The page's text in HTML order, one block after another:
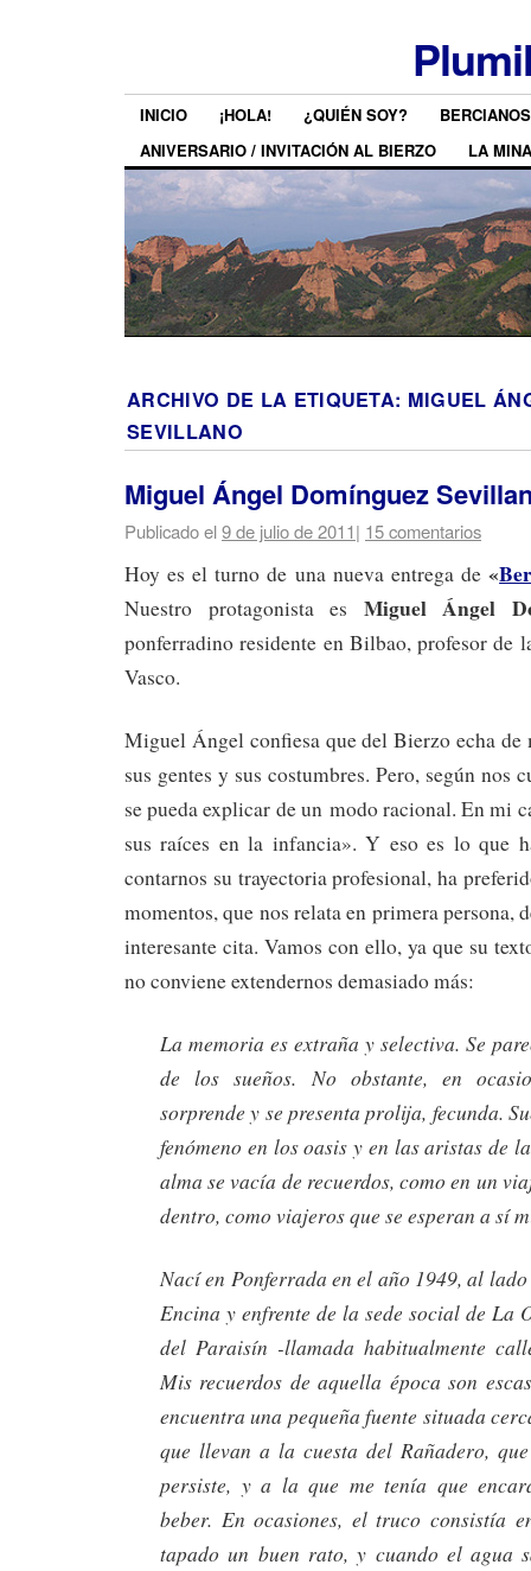
INICIO ¡HOLA! ¿QUIÉN SOY?
ANIVERSARIO / INVITACIÓN AL BIERZO
LA MINA
ARCHIVO DE LA ETIQUETA: MIGUEL
SEVILLANO
Miguel Ángel Domínguez
Publicado el9 de julio de 2011| 15 comentarios
Hoy es el turno de una nueva entrega de«
Nuestro protagonista es Miguel Ángel
ponferradino residente en Bilbao, profesor de
Vasco.
Miguel Ángel confiesa que del Bierzo echa de
sus gentes y sus costumbres. Pero, según nos
se pueda explicar de un modo racional. En mi
sus raíces en la infancia». Y eso es lo que
contarnos su trayectoria profesional, ha
momentos, que nos relata en primera persona,
interesante cita. Vamos con ello, ya que su
no conviene extendernos demasiado más:
La memoria es extraña y selectiva. Se
de los sueños. No obstante, en
sorprende y se presenta prolija, fecunda.
fenómeno en los oasis y en las aristas de
alma se vacía de recuerdos, como en un
dentro, como viajeros que se esperan a sí
Nací en Ponferrada en el año 1949, al
Encina y enfrente de la sede social de La
del Paraisín -llamada habitualmente
Mis recuerdos de aquella época son
encuentra una pequeña fuente situada
que llevan a la cuesta del Rañadero,
persiste, y a la que me tenía que
beber. En ocasiones, el truco consistía
tapado un buen rato, y cuando el agua